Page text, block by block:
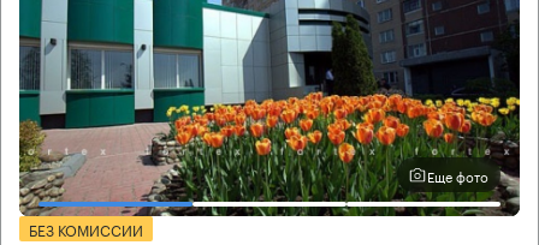
Еще фото
БЕЗ КОМИССИИ